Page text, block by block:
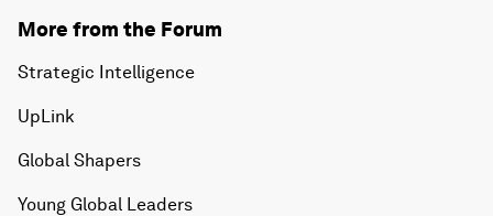
More from the Forum
Strategic Intelligence
UpLink
Global Shapers
Young Global Leaders